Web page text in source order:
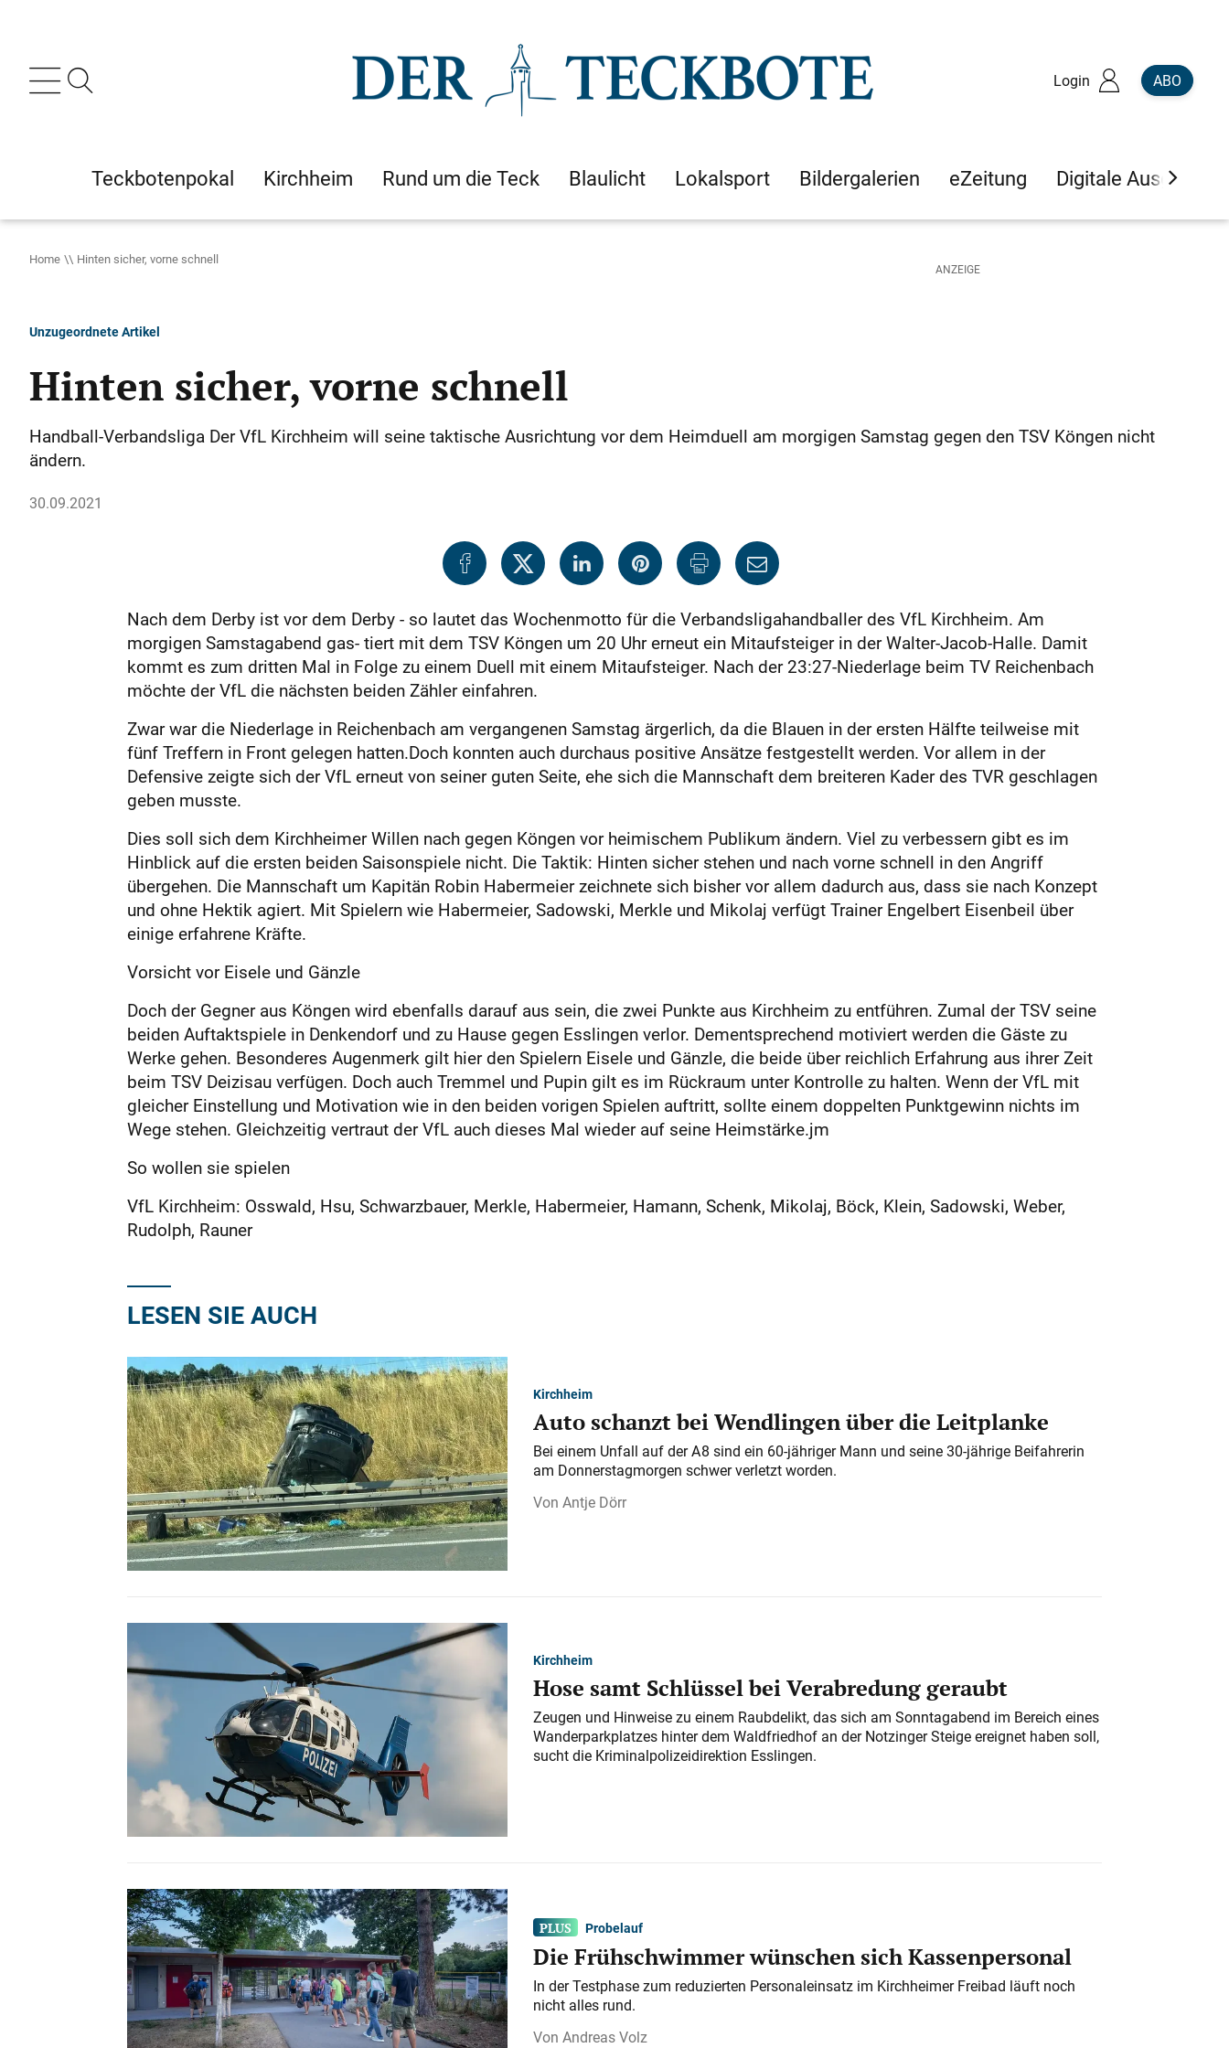
Login ABO
Teckbotenpokal Kirchheim Rund um die Teck Blaulicht Lokalsport Bildergalerien eZeitung Digitale Ausgaben
Home Hinten sicher, vorne schnell
Unzugeordnete Artikel
Hinten sicher, vorne schnell
Handball-Verbandsliga Der VfL Kirchheim will seine taktische Ausrichtung vor dem Heimduell am morgigen Samstag gegen den TSV Köngen nicht
ändern.
30.09.2021
Nach dem Derby ist vor dem Derby - so lautet das Wochenmotto für die Verbandsligahandballer des VfL Kirchheim. Am
morgigen Samstagabend gas- tiert mit dem TSV Köngen um 20 Uhr erneut ein Mitaufsteiger in der Walter-Jacob-Halle. Damit
kommt es zum dritten Mal in Folge zu einem Duell mit einem Mitaufsteiger. Nach der 23:27-Niederlage beim TV Reichenbach
möchte der VfL die nächsten beiden Zähler einfahren.
Zwar war die Niederlage in Reichenbach am vergangenen Samstag ärgerlich, da die Blauen in der ersten Hälfte teilweise mit
fünf Treffern in Front gelegen hatten.Doch konnten auch durchaus positive Ansätze festgestellt werden. Vor allem in der
Defensive zeigte sich der VfL erneut von seiner guten Seite, ehe sich die Mannschaft dem breiteren Kader des TVR geschlagen
geben musste.
Dies soll sich dem Kirchheimer Willen nach gegen Köngen vor heimischem Publikum ändern. Viel zu verbessern gibt es im
Hinblick auf die ersten beiden Saisonspiele nicht. Die Taktik: Hinten sicher stehen und nach vorne schnell in den Angriff
übergehen. Die Mannschaft um Kapitän Robin Habermeier zeichnete sich bisher vor allem dadurch aus, dass sie nach Konzept
und ohne Hektik agiert. Mit Spielern wie Habermeier, Sadowski, Merkle und Mikolaj verfügt Trainer Engelbert Eisenbeil über
einige erfahrene Kräfte.
Vorsicht vor Eisele und Gänzle
Doch der Gegner aus Köngen wird ebenfalls darauf aus sein, die zwei Punkte aus Kirchheim zu entführen. Zumal der TSV seine
beiden Auftaktspiele in Denkendorf und zu Hause gegen Esslingen verlor. Dementsprechend motiviert werden die Gäste zu
Werke gehen. Besonderes Augenmerk gilt hier den Spielern Eisele und Gänzle, die beide über reichlich Erfahrung aus ihrer Zeit
beim TSV Deizisau verfügen. Doch auch Tremmel und Pupin gilt es im Rückraum unter Kontrolle zu halten. Wenn der VfL mit
gleicher Einstellung und Motivation wie in den beiden vorigen Spielen auftritt, sollte einem doppelten Punktgewinn nichts im
Wege stehen. Gleichzeitig vertraut der VfL auch dieses Mal wieder auf seine Heimstärke.jm
So wollen sie spielen
VfL Kirchheim: Osswald, Hsu, Schwarzbauer, Merkle, Habermeier, Hamann, Schenk, Mikolaj, Böck, Klein, Sadowski, Weber,
Rudolph, Rauner
LESEN SIE AUCH
Kirchheim
Auto schanzt bei Wendlingen über die Leitplanke
Bei einem Unfall auf der A 8 sind ein 60-jähriger Mann und seine 30-jährige Beifahrerin
am Donnerstagmorgen schwer verletzt worden.
Antje Dörr
Kirchheim
Hose samt Schlüssel bei Verabredung geraubt
Zeugen und Hinweise zu einem Raubdelikt, das sich am Sonntagabend im Bereich eines
Wanderparkplatzes hinter dem Waldfriedhof an der Notzinger Steige ereignet haben soll,
sucht die Kriminalpolizeidirektion Esslingen.
Probelauf
Die Frühschwimmer wünschen sich Kassenpersonal
In der Testphase zum reduzierten Personaleinsatz im Kirchheimer Freibad läuft noch
nicht alles rund.
Andreas Volz